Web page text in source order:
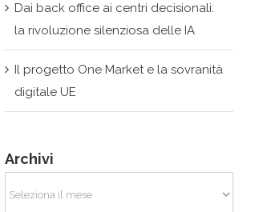
Dai back office ai centri decisionali:
la rivoluzione silenziosa delle IA
Il progetto One Market e la sovranità
digitale UE
Archivi